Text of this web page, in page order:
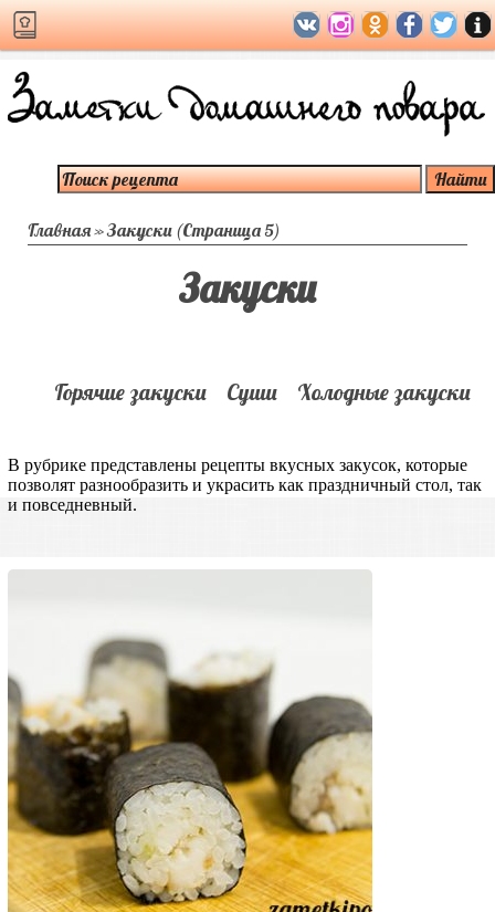
Главная»Закуски(Страница 5)
Закуски
Горячие закуски Суши Холодные закуски
В рубрике представлены рецепты вкусных закусок, которые
позволят разнообразить и украсить как праздничный стол, так
и повседневный.